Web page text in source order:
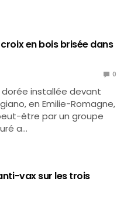
en bois brisée dans
0
dorée installée devant
en Emilie-Romagne,
être par un groupe
a…
vax sur les trois